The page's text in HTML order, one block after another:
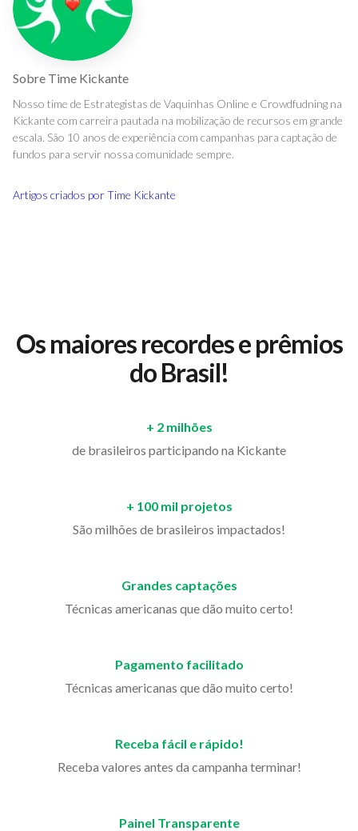
Sobre Time Kickante
Nosso time de Estrategistas de Vaquinhas Online e Crowdfudning na
Kickante com carreira pautada na mobilização de recursos em grande
escala. São 10 anos de experiência com campanhas para captação de
fundos para servir nossa comunidade sempre.
Artigos criados porTime Kickante
Os maiores recordes e prêmios
do Brasil!
+ 2 milhões
de brasileiros participando na Kickante
+ 100 mil projetos
São milhões de brasileiros impactados!
Grandes captações
Técnicas americanas que dão muito certo!
Pagamento facilitado
Técnicas americanas que dão muito certo!
Receba fácil e rápido!
Receba valores antes da campanha terminar!
Painel Transparente